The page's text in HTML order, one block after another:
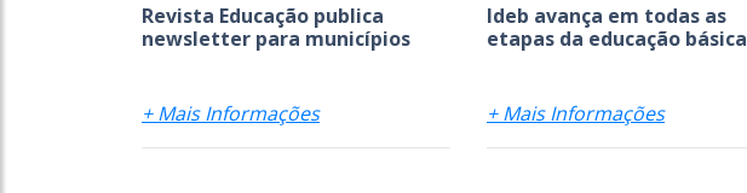
Revista Educação publica
newsletter para municípios
+ Mais Informações
Ideb avança em todas as
etapas da educação básica
+ Mais Informações